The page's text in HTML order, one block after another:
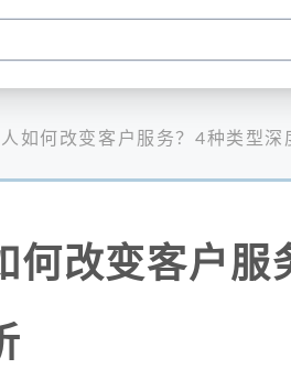
如何改变客户服务？4种类型深
何改变客户服